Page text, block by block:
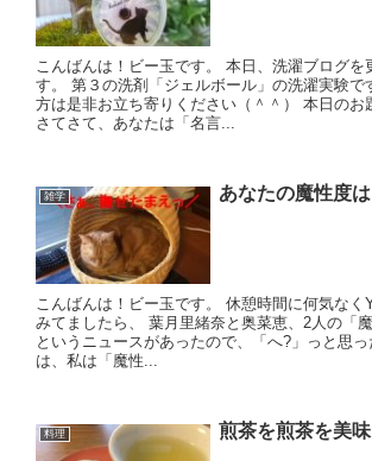
こんばんは！ビー玉です。 本日、洗濯ブログを
す。 第３の洗剤「ジェルボール」の洗濯実験で
方は是非お立ち寄りください（＾＾） 本日のお
さてさて、あなたは「名言...
雑学 あなたの魔性度は
こんばんは！ビー玉です。 休憩時間に何気なく
みてましたら、 葉月里緒奈と奥菜恵、2人の「
というニュースがあったので、「へ?」っと思
は、私は「魔性...
料理 煎茶を煎茶を美